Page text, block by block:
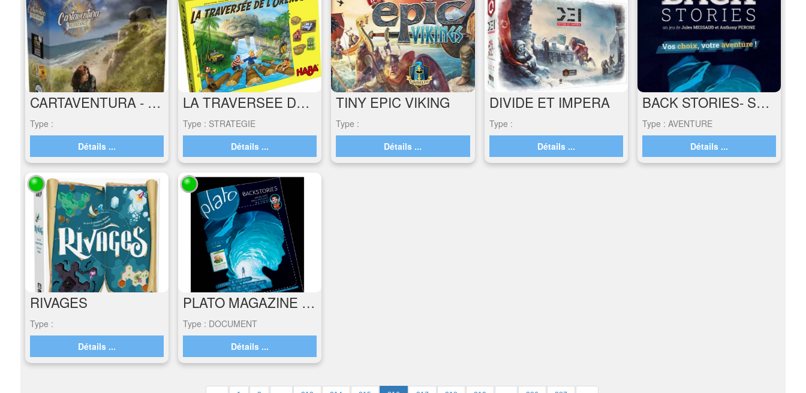
CARTAVENTURA - RESISTANCE
Type :
Détails ...
LA TRAVERSEE DE L'ORENOQUE
Type : STRATEGIE
Détails ...
TINY EPIC VIKING
Type :
Détails ...
DIVIDE ET IMPERA
Type :
Détails ...
BACK STORIES- SEULE SOUS LA GLACE
Type : AVENTURE
Détails ...
RIVAGES
Type :
Détails ...
PLATO MAGAZINE N°168
Type : DOCUMENT
Détails ...